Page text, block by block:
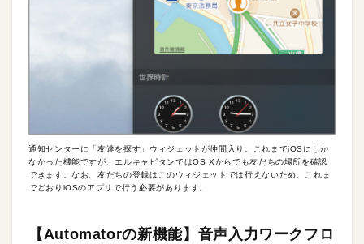
通知センターに「友達を探す」ウィジェットが仲間入り。これまでiOSにしか
なかった機能ですが、エルキャピタンではOS Xからでも友だちの場所を確認
できます。なお、友だちの登録はこのウィジェットでは行えないため、これま
でどおりiOSのアプリで行う必要があります。
【Automatorの新機能】音声入力ワークフロ